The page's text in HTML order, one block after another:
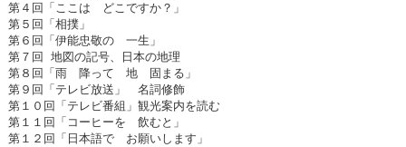
第４回「ここは どこですか？」
第５回「相撲」
第６回「伊能忠敬の 一生」
第７回 地図の記号、日本の地理
第８回「雨 降って 地 固まる」
第９回「テレビ放送」 名詞修飾
第１０回「テレビ番組」観光案内を読む
第１１回「コーヒーを 飲むと」
第１２回「日本語で お願いします」